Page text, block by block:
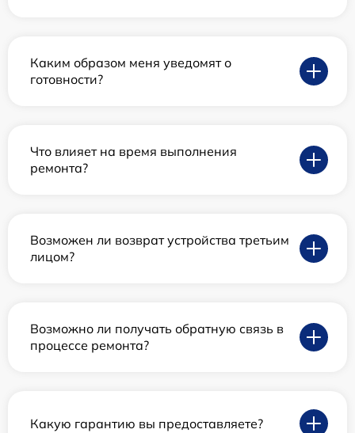
Каким образом меня уведомят о
готовности?
Что влияет на время выполнения
ремонта?
Возможен ли возврат устройства третьим
лицом?
Возможно ли получать обратную связь в
процессе ремонта?
Какую гарантию вы предоставляете?